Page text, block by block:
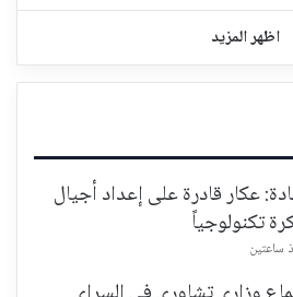
اظهر المزيد
عكار قادرة على إعداد أجيال
تكنولوجياً
ساعتين